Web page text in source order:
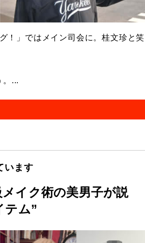
！」ではメイン司会に。桂文珍と笑
。...
います
メイク術の美男子が説
テム”